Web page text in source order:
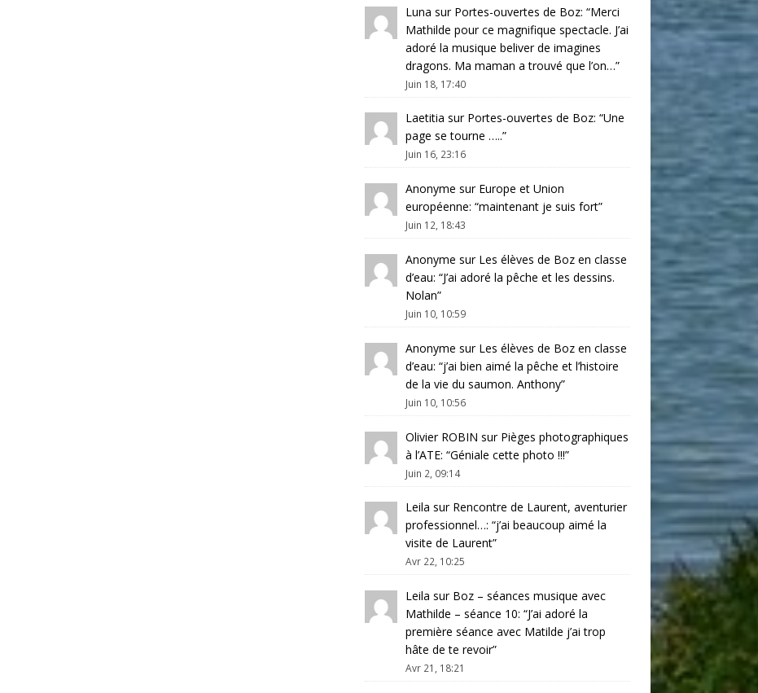
Luna sur Portes-ouvertes de Boz: “Merci
Mathilde pour ce magnifique spectacle. J’ai
adoré la musique beliver de imagines
dragons. Ma maman a trouvé que l’on…”
Juin 18, 17:40
Laetitia sur Portes-ouvertes de Boz: “Une
page se tourne …..”
Juin 16, 23:16
Anonyme sur Europe et Union
européenne: “maintenant je suis fort”
Juin 12, 18:43
Anonyme sur Les élèves de Boz en classe
d’eau: “J’ai adoré la pêche et les dessins.
Nolan”
Juin 10, 10:59
Anonyme sur Les élèves de Boz en classe
d’eau: “j’ai bien aimé la pêche et l’histoire
de la vie du saumon. Anthony”
Juin 10, 10:56
Olivier ROBIN sur Pièges photographiques
à l’ATE: “Géniale cette photo !!!”
Juin 2, 09:14
Leila sur Rencontre de Laurent, aventurier
professionnel…: “j’ai beaucoup aimé la
visite de Laurent”
Avr 22, 10:25
Leila sur Boz – séances musique avec
Mathilde – séance 10: “J’ai adoré la
première séance avec Matilde j’ai trop
hâte de te revoir”
Avr 21, 18:21